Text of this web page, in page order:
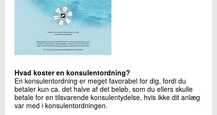
Hvad koster en konsulentordning?
En konsulentordning er meget favorabel for dig, fordi du
betaler kun ca. det halve af det beløb, som du ellers skulle
betale for en tilsvarende konsulentydelse, hvis ikke dit anlæg
var med i konsulentordningen.